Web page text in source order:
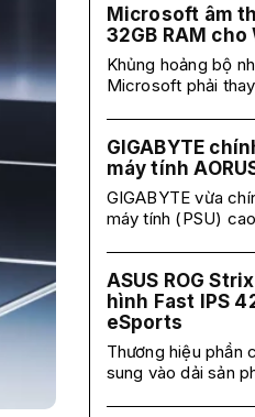
Microsoft âm
32GB RAM cho
Khủng hoảng bộ
Microsoft phải
GIGABYTE
máy tính
GIGABYTE vừa
máy tính (PSU)
ASUS ROG
hình Fast IPS
eSports
Thương hiệu phần
sung vào dải sản